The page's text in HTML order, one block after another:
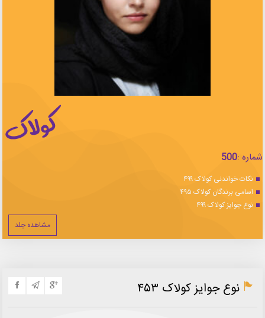
شماره :500
نکات خواندنی کولاک ۴۹۹
اسامی برندگان کولاک ۴۹۵
نوع جوایز کولاک ۴۹۹
مشاهده جلد
نوع جوایز کولاک ۴۵۳